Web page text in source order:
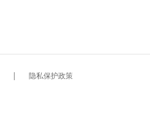
| 隐私保护政策